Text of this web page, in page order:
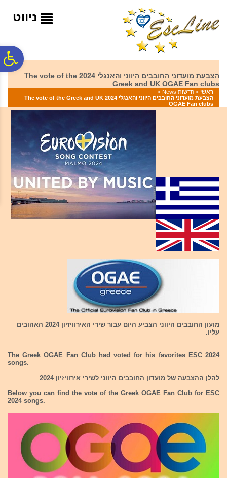
המרכזי
ניווט
הצבעת מועדוני החובבים היווני והאנגלי 2024 The vote of the
Greek and UK OGAE Fan clubs
ראשי > חדשות News
>
הצבעת מועדוני החובבים היווני והאנגלי 2024 The vote of the Greek and UK
OGAE Fan clubs
מועון החובבים היווני הצביע היום עבור שירי האירוויזיון 2024 האהובים
עליו.
The Greek OGAE Fan Club had voted for his favorites ESC 2024
songs.
להלן ההצבעה של מועדון החובבים היווני לשירי אירוויזיון 2024
Below you can find the vote of the Greek OGAE Fan Club for ESC
2024 songs.